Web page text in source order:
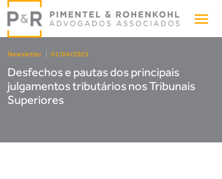
Newsletter 01/04/2025
Desfechos e pautas dos principais
julgamentos tributários nos Tribunais
Superiores